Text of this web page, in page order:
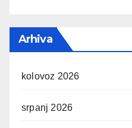
Arhiva
kolovoz 2026
srpanj 2026